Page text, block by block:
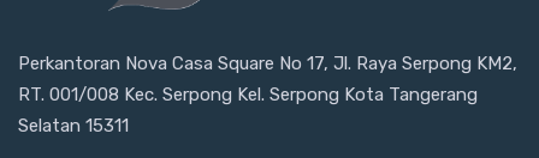
Perkantoran Nova Casa Square No 17, Jl. Raya Serpong KM2,
RT. 001/008 Kec. Serpong Kel. Serpong Kota Tangerang
Selatan 15311